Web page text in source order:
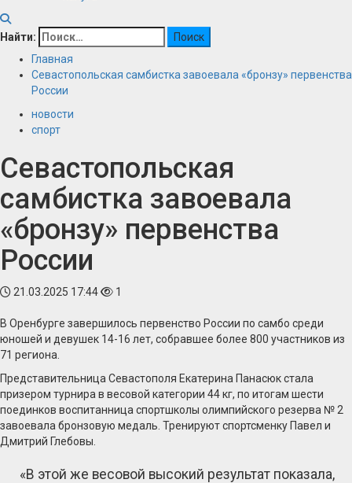
Найти:
Главная
Севастопольская самбистка завоевала «бронзу» первенства
России
новости
спорт
Севастопольская
самбистка завоевала
«бронзу» первенства
России
21.03.2025 17:44 1
В Оренбурге завершилось первенство России по самбо среди
юношей и девушек 14-16 лет, собравшее более 800 участников из
71 региона.
Представительница Севастополя Екатерина Панасюк стала
призером турнира в весовой категории 44 кг, по итогам шести
поединков воспитанница спортшколы олимпийского резерва № 2
завоевала бронзовую медаль. Тренируют спортсменку Павел и
Дмитрий Глебовы.
«В этой же весовой высокий результат показала,